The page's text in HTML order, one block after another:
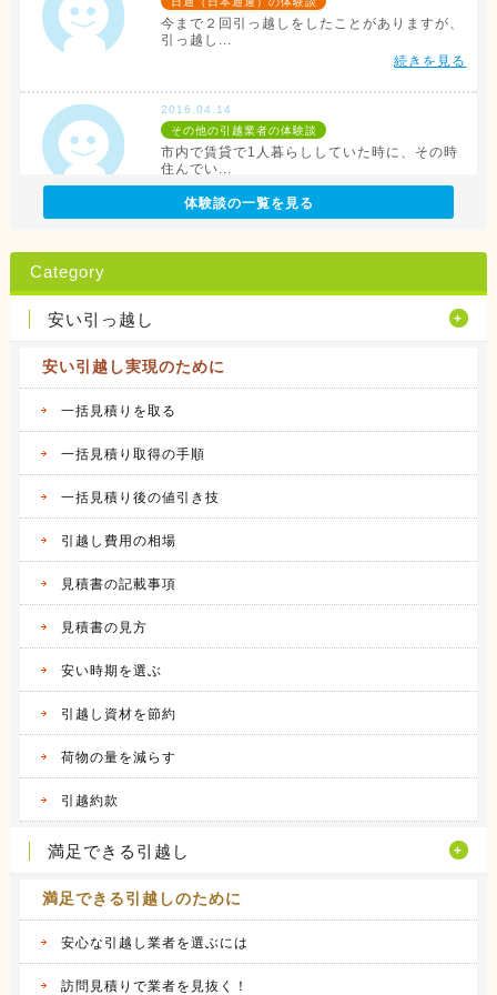
今まで２回引っ越しをしたことがありますが、
引っ越し...
続きを見る
2016.04.14
その他の引越業者の体験談
市内で賃貸で1人暮らししていた時に、その時
住んでい...
続きを見る
出る訳で...
続きを見る
2016.04.14
サカイ引越センターの体験談
会社都合での引越しだったこともあり、費用は
2016.04.14
アート引越センターの体験談
私は、仕事の関係で人事異動があり、同じ県内
アーク引越しセンターの体験談
2016.04.14
体験談の一覧を見る
Category
安い引っ越し
安い引越し実現のために
一括見積りを取る
一括見積り取得の手順
一括見積り後の値引き技
引越し費用の相場
見積書の記載事項
見積書の見方
安い時期を選ぶ
引越し資材を節約
荷物の量を減らす
引越約款
満足できる引越し
満足できる引越しのために
安心な引越し業者を選ぶには
訪問見積りで業者を見抜く！